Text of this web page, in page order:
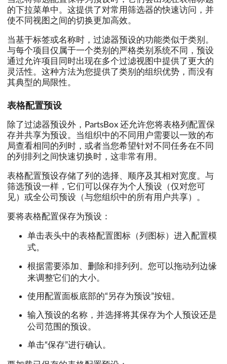
的下拉菜单中。这提供了对常用筛选器的快速访问，并
使不同视图之间的切换更加高效。
当基于标签或名称时，过滤器预设的功能类似于类别。
与每个项目仅属于一个类别的严格类别系统不同，预设
通过允许项目同时出现在多个过滤视图中提供了更大的
灵活性。这种方法为您提供了类别的组织优势，而没有
其典型的局限性。
表格配置预设
除了过滤器预设外，PartsBox 还允许您将表格列配置保
存并共享为预设。当组织中的不同用户需要以一致的布
局查看相同的列时，或者当您希望针对不同任务在不同
的列排列之间快速切换时，这非常有用。
表格配置预设存储了列的选择、顺序及其相对宽度。与
筛选预设一样，它们可以保存为个人预设（仅对您可
见）或全公司预设（与您组织中的所有用户共享）。
要将表格配置保存为预设：
单击表头中的表格配置图标（列图标）进入配置模
式。
根据需要添加、删除和排列列。您可以拖动列边缘
来调整它们的大小。
使用配置面板底部的“另存为预设”按钮。
输入预设的名称，并选择将其保存为个人预设还是
公司范围的预设。
单击“保存”进行确认。